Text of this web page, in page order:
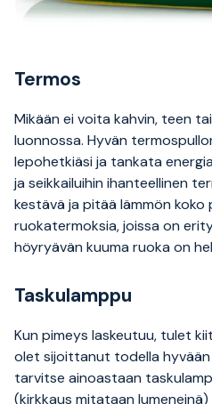
Termos
Mikään ei voita kahvin, teen
luonnossa. Hyvän
lepohetkiäsi ja tankata
ja seikkailuihin ihanteellinen
kestävä ja pitää lämmön koko
ruokatermoksia, joissa on
höyryävän kuuma ruoka on
Taskulamppu
Kun pimeys laskeutuu, tulet
olet sijoittanut todella
tarvitse ainoastaan
(kirkkaus mitataan